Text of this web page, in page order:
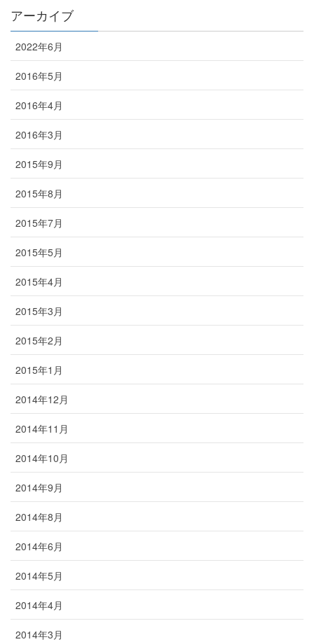
アーカイブ
2022年6月
2016年5月
2016年4月
2016年3月
2015年9月
2015年8月
2015年7月
2015年5月
2015年4月
2015年3月
2015年2月
2015年1月
2014年12月
2014年11月
2014年10月
2014年9月
2014年8月
2014年6月
2014年5月
2014年4月
2014年3月